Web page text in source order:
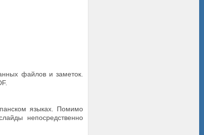
файлов и заметок.
языках. Помимо
непосредственно